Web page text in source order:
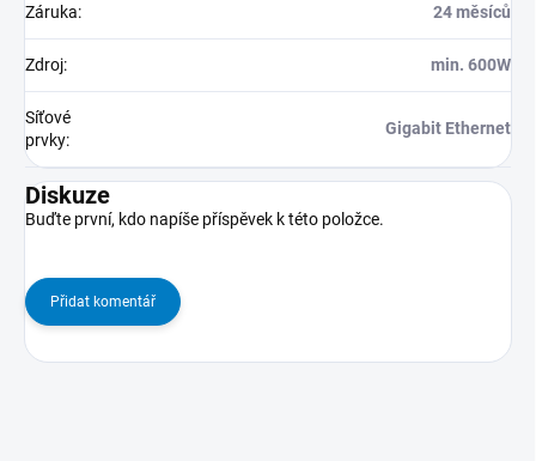
Záruka: 24 měsíců
Zdroj: min. 600W
Síťové
prvky:
Gigabit Ethernet
Diskuze
Buďte první, kdo napíše příspěvek k této položce.
Přidat komentář